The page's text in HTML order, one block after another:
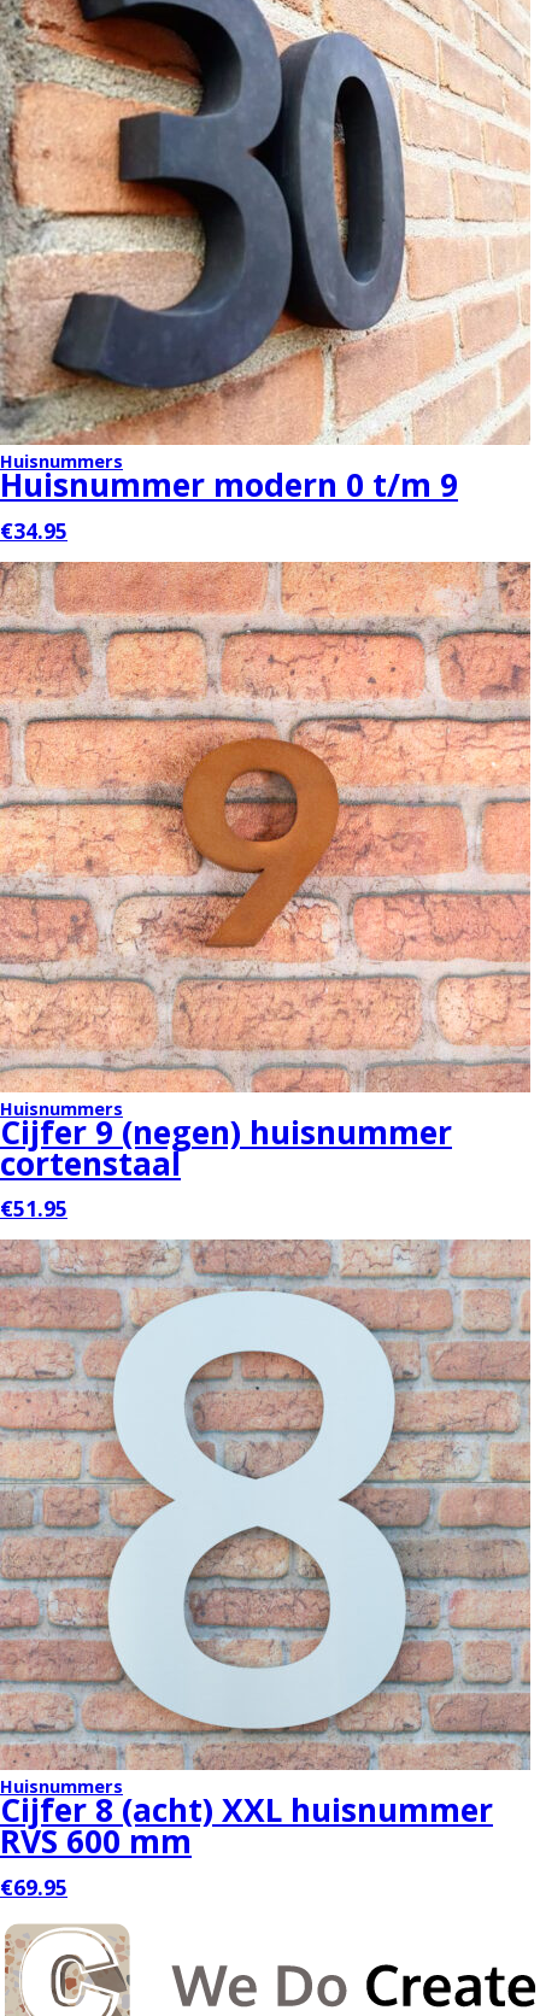
Huisnummers
Huisnummer modern 0 t/m 9
€34.95
Huisnummers
Cijfer 9 (negen) huisnummer
cortenstaal
€51.95
Huisnummers
Cijfer 8 (acht) XXL huisnummer
RVS 600 mm
€69.95